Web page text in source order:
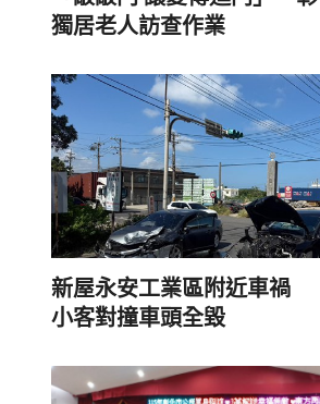
獨居老人訪查作業
新屋永安工業區附近車
小客對撞車頭全毀